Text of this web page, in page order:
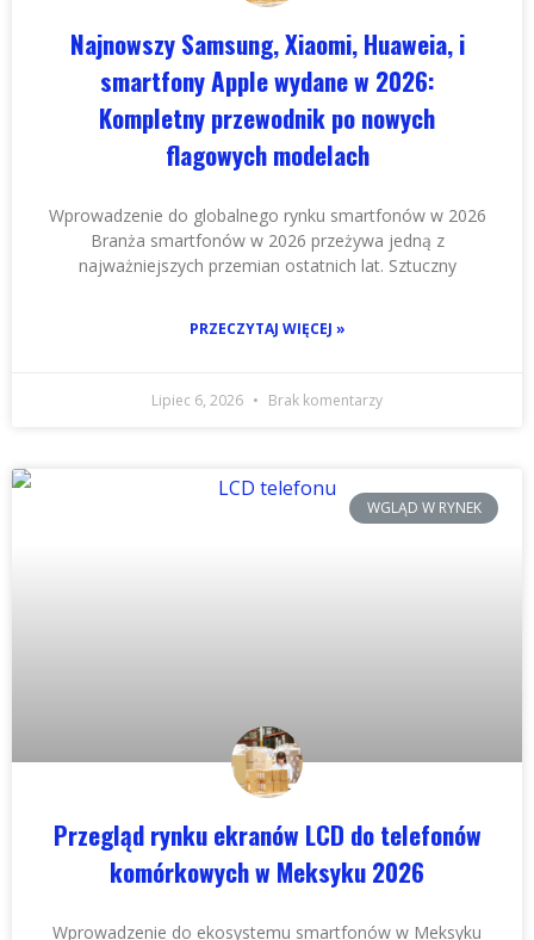
Najnowszy Samsung, Xiaomi, Huaweia, i
smartfony Apple wydane w 2026:
Kompletny przewodnik po nowych
flagowych modelach
Wprowadzenie do globalnego rynku smartfonów w 2026
Branża smartfonów w 2026 przeżywa jedną z
najważniejszych przemian ostatnich lat. Sztuczny
PRZECZYTAJ WIĘCEJ »
Lipiec 6, 2026 Brak komentarzy
WGLĄD W RYNEK
Przegląd rynku ekranów LCD do telefonów
komórkowych w Meksyku 2026
Wprowadzenie do ekosystemu smartfonów w Meksyku